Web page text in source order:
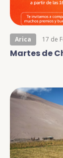
Arica 17 de
Martes de